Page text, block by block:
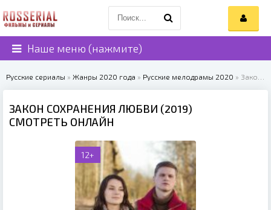
Наше меню (нажмите)
Русские сериалы » Жанры 2020 года » Русские мелодрамы 2020 » Закон сохранения любви (2019)
ЗАКОН СОХРАНЕНИЯ ЛЮБВИ (2019)
СМОТРЕТЬ ОНЛАЙН
12+